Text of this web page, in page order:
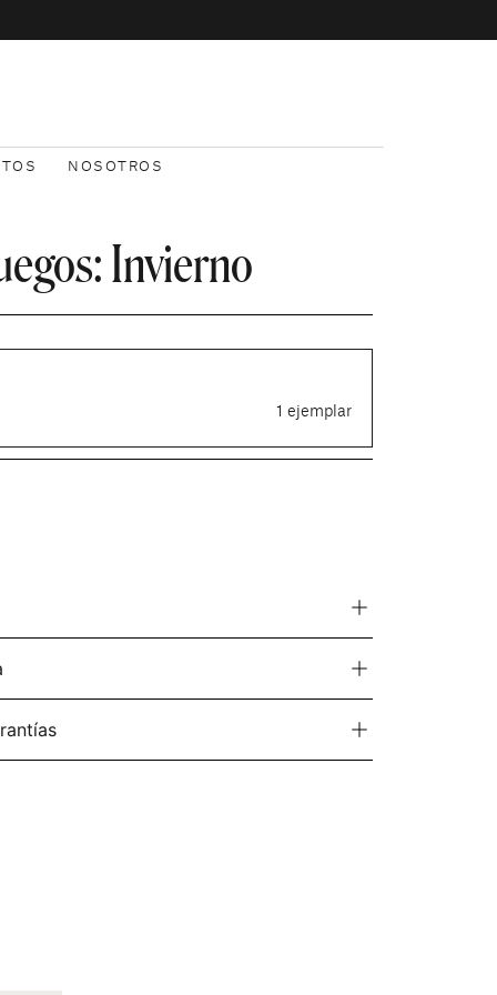
NOSOTROS
Invierno
1 ejemplar